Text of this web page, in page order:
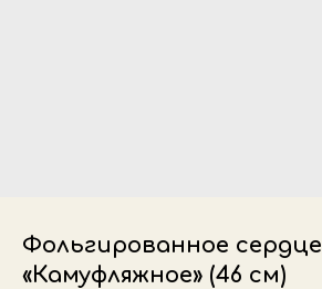
Фольгированное сердце
«Камуфляжное» (46 см)